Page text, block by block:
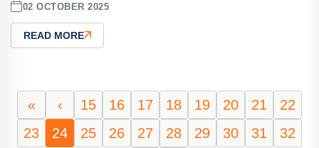
02 OCTOBER 2025
READ MORE
« ‹ 15 16 17 18 19 20 21
22
23
24 25 26 27 28 29 30 31
32